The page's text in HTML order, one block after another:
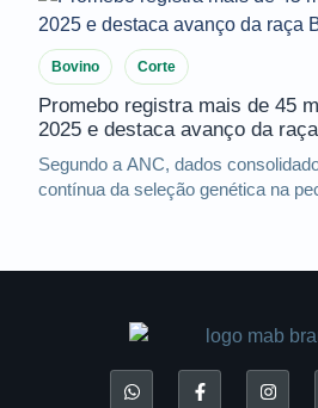
Bovino Corte
Promebo registra mais de 45
2025 e destaca avanço da
Segundo a ANC, dados
contínua da seleção genética na